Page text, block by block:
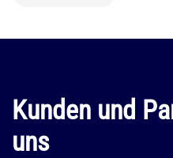
Kunden und
uns